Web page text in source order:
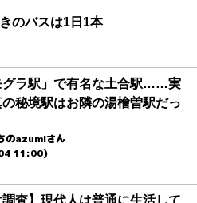
のバスは1日1本
グラ駅」で有名な土合駅……実
の秘境駅はお隣の湯檜曽駅だっ
のazumiさん
11:00)
調査】現代人は普通に生活して